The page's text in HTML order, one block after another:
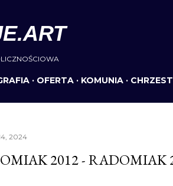
OFERTA KOMUNIA CHRZEST
2024
2012 - RADOMIAK